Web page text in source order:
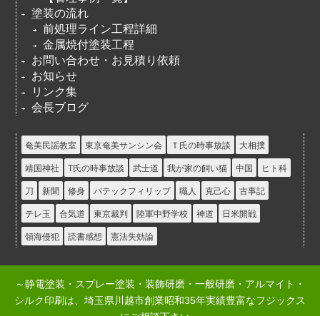
塗装の流れ
前処理ライン工程詳細
金属焼付塗装工程
お問い合わせ・お見積り依頼
お知らせ
リンク集
会長ブログ
奄美民謡教室 東京奄美サンシン会 Ｔ氏の時事放談 大相撲
靖国神社 T氏の時事放談 武士道 我が家の飼い猫 中国 ヒト科
刀 新聞 修身 パテックフィリップ 職人 克己心 古事記
テレ玉 合気道 東京裁判 陸軍中野学校 神道 日米開戦
領海侵犯 読書感想 憲法失効論
～静電塗装・スプレー塗装・装飾研磨・一般研磨・アルマイト・
シルク印刷は、埼玉県川越市創業昭和35年実績豊富なフジックス